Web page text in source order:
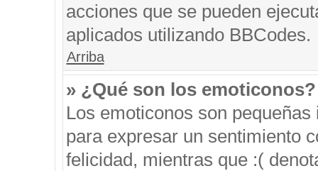
acciones que se pueden
aplicados utilizando BBCodes.
Arriba
» ¿Qué son los emoticonos?
Los emoticonos son
para expresar un sentimiento
felicidad, mientras que :(